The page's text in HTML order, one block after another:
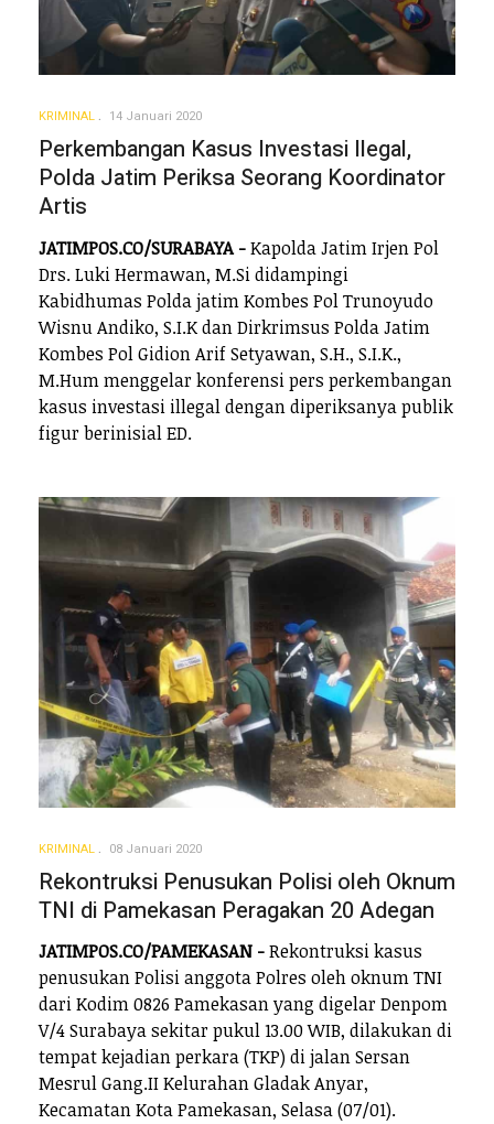
KRIMINAL 14 Januari 2020
Perkembangan Kasus Investasi Ilegal,
Polda Jatim Periksa Seorang Koordinator
Artis
JATIMPOS.CO/SURABAYA -Kapolda Jatim Irjen Pol
Drs. Luki Hermawan, M.Si didampingi
Kabidhumas Polda jatim Kombes Pol Trunoyudo
Wisnu Andiko, S.I.K dan Dirkrimsus Polda Jatim
Kombes Pol Gidion Arif Setyawan, S.H., S.I.K.,
M.Hum menggelar konferensi pers perkembangan
kasus investasi illegal dengan diperiksanya publik
figur berinisial ED.
KRIMINAL 08 Januari 2020
Rekontruksi Penusukan Polisi oleh Oknum
TNI di Pamekasan Peragakan 20 Adegan
JATIMPOS.CO/PAMEKASAN -Rekontruksi kasus
penusukan Polisi anggota Polres oleh oknum TNI
dari Kodim 0826 Pamekasan yang digelar Denpom
V/4 Surabaya sekitar pukul 13.00 WIB, dilakukan di
tempat kejadian perkara (TKP) di jalan Sersan
Mesrul Gang.II Kelurahan Gladak Anyar,
Kecamatan Kota Pamekasan, Selasa (07/01).